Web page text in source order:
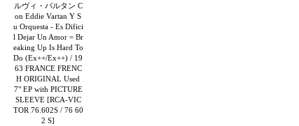
ルヴィ・バルタン C
on Eddie Vartan Y S
u Orquesta - Es Difici
l Dejar Un Amor = Br
eaking Up Is Hard To
Do (Ex++/Ex++) / 19
63 FRANCE FRENC
H ORIGINAL Used
7" EP with PICTURE
SLEEVE [RCA-VIC
TOR 76.602S / 76 60
2 S]